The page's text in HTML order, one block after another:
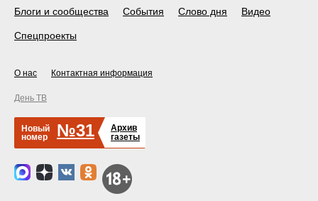
Блоги и сообщества События Слово дня Видео
Спецпроекты
О нас Контактная информация
День ТВ
Новый
номер
№31
Архив
газеты